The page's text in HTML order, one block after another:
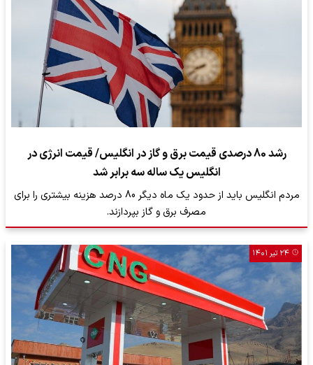
رشد 80 درصدی قیمت برق و گاز در انگلیس‌/ قیمت انرژی در
انگلیس یک ساله سه برابر شد
مردم انگلیس باید از حدود یک ماه دیگر 80 درصد هزینه بیشتری را برای
مصرف برق و گاز بپردازند.
۲۴ تیر ۱۴۰۱